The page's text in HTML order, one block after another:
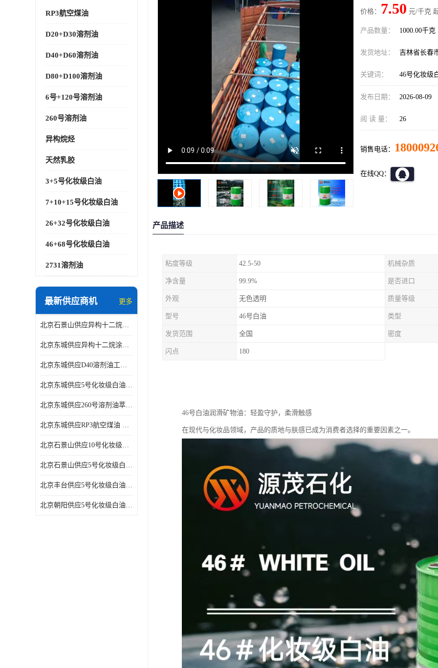
RP3航空煤油
D20+D30溶剂油
D40+D60溶剂油
D80+D100溶剂油
6号+120号溶剂油
260号溶剂油
异构烷烃
天然乳胶
3+5号化妆级白油
7+10+15号化妆级白油
26+32号化妆级白油
46+68号化妆级白油
2731溶剂油
最新供应商机 更多
北京石景山供应异构十二烷香精助剂
北京东城供应异构十二烷涂料胶粘油墨稀释剂
北京东城供应D40溶剂油工业金属清洗
北京东城供应5号化妆级白油钻井液润滑剂
北京东城供应260号溶剂油萃取溶剂油金属萃取剂
北京东城供应RP3航空煤油 高含量国标工业级航空煤油燃料油 无色透明
北京石景山供应10号化妆级白油高精密机械润滑油
北京石景山供应5号化妆级白油缝纫机油 设备润滑油
北京丰台供应5号化妆级白油纤维与织物柔软光亮
北京朝阳供应5号化妆级白油纺织时的润滑剂
价格： 7.50 元/千克
产品数量： 1000.00千克
发货地址： 吉林省长春
关键词： 46号化妆级
发布日期： 2026-08-09
阅 读 量： 26
销售电话：
在线QQ：
产品描述
粘度等级 42.5-50 机械杂质
净含量 99.9% 是否进口
外观 无色透明 质量等级
型号 46号白油 类型
发货范围 全国 密度
闪点 180
46号白油润滑矿物油：轻盈守护，柔滑触感
在现代与化妆品领域，产品的质地与肤感已成为消费者选择的重要因素之一。